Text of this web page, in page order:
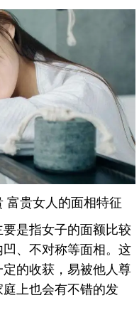
贵女人的面相特征
是指女子的面额比较
、不对称等面相。这
的收获，易被他人尊
上也会有不错的发